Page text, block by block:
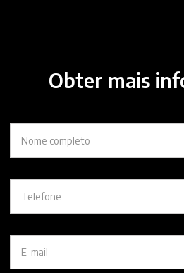
Obter mais